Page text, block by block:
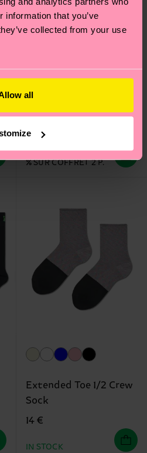
information that you’ve
collected from your use
all
2-Pack Trick Or Treat
Socks Gift Set
20 €
ÉCONOMISEZ MIN. 10
% SUR COFFRET 2 P.
Extended Toe 1/2 Crew
Sock
14 €
IN STOCK